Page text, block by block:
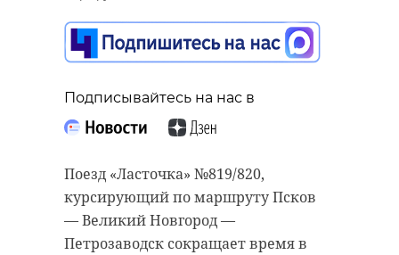
Подписывайтесь на нас в
Поезд «Ласточка» №819/820,
курсирующий по маршруту Псков
— Великий Новгород —
Петрозаводск сокращает время в
В Гатчинском районе
добровольцы
“особняк с
привидениями” XIX
18 августа 2020, 16:53
Сосновоборец
разгадал тайну
старинном кладбище
и узнал много нового
11 февраля 2020, 14:59